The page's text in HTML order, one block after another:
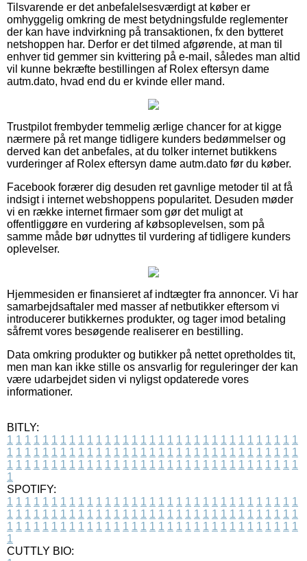
Tilsvarende er det anbefalelsesværdigt at køber er
omhyggelig omkring de mest betydningsfulde reglementer
der kan have indvirkning på transaktionen, fx den bytteret
netshoppen har. Derfor er det tilmed afgørende, at man til
enhver tid gemmer sin kvittering på e-mail, således man altid
vil kunne bekræfte bestillingen af Rolex eftersyn dame
autm.dato, hvad end du er kvinde eller mand.
Trustpilot frembyder temmelig ærlige chancer for at kigge
nærmere på ret mange tidligere kunders bedømmelser og
derved kan det anbefales, at du tolker internet butikkens
vurderinger af Rolex eftersyn dame autm.dato før du køber.
Facebook forærer dig desuden ret gavnlige metoder til at få
indsigt i internet webshoppens popularitet. Desuden møder
vi en række internet firmaer som gør det muligt at
offentliggøre en vurdering af købsoplevelsen, som på
samme måde bør udnyttes til vurdering af tidligere kunders
oplevelser.
Hjemmesiden er finansieret af indtægter fra annoncer. Vi har
samarbejdsaftaler med masser af netbutikker eftersom vi
introducerer butikkernes produkter, og tager imod betaling
såfremt vores besøgende realiserer en bestilling.
Data omkring produkter og butikker på nettet opretholdes tit,
men man kan ikke stille os ansvarlig for reguleringer der kan
være udarbejdet siden vi nyligst opdaterede vores
informationer.
BITLY:
1 1 1 1 1 1 1 1 1 1 1 1 1 1 1 1 1 1 1 1 1 1 1 1 1 1 1 1 1 1 1 1 1
1 1 1 1 1 1 1 1 1 1 1 1 1 1 1 1 1 1 1 1 1 1 1 1 1 1 1 1 1 1 1 1 1
1 1 1 1 1 1 1 1 1 1 1 1 1 1 1 1 1 1 1 1 1 1 1 1 1 1 1 1 1 1 1 1 1
1
SPOTIFY:
1 1 1 1 1 1 1 1 1 1 1 1 1 1 1 1 1 1 1 1 1 1 1 1 1 1 1 1 1 1 1 1 1
1 1 1 1 1 1 1 1 1 1 1 1 1 1 1 1 1 1 1 1 1 1 1 1 1 1 1 1 1 1 1 1 1
1 1 1 1 1 1 1 1 1 1 1 1 1 1 1 1 1 1 1 1 1 1 1 1 1 1 1 1 1 1 1 1 1
1
CUTTLY BIO: